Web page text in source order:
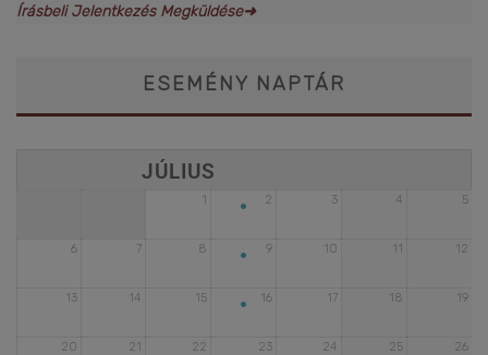
Írásbeli Jelentkezés Megküldése➜
ESEMÉNY NAPTÁR
1 2
• 3 4 5
6 7 8 9
• 10 11 12
13 14 15 16
• 17 18 19
20 21 22 23 24 25 26